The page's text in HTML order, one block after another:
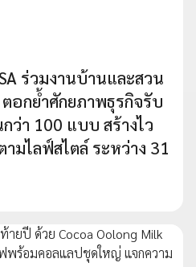
ร่วมงานบ้านและสวน
อกย้ำศักยภาพธุรกิจรับ
ว่า 100 แบบ สร้างไว
มไลฟ์สไตล์ ระหว่าง 31